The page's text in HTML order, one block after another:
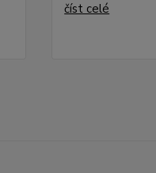
číst celé